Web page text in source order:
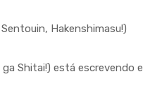
Hakenshimasu!)
Shitai!) está escrevendo e